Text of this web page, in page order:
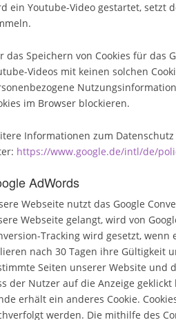
ein Youtube-Video gestartet, setzt
das Speichern von Cookies für das
Videos mit keinen solchen
im Browser blockieren.
Informationen zum
https://www.google.de/intl/de/
AdWords
Webseite nutzt das Google
Webseite gelangt, wird von
Tracking wird gesetzt, wenn
nach 30 Tagen ihre Gültigkeit
Seiten unserer Website und
der Nutzer auf die Anzeige
erhält ein anderes Cookie.
werden. Die mithilfe des